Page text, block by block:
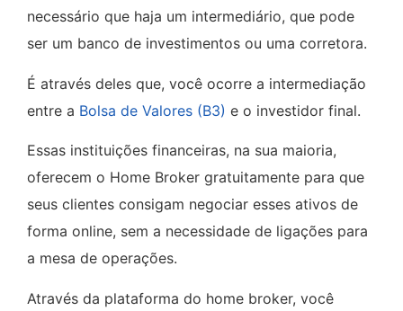
necessário que haja um intermediário, que pode
ser um banco de investimentos ou uma corretora.
É através deles que, você ocorre a intermediação
entre a Bolsa de Valores (B3) e o investidor final.
Essas instituições financeiras, na sua maioria,
oferecem o Home Broker gratuitamente para que
seus clientes consigam negociar esses ativos de
forma online, sem a necessidade de ligações para
a mesa de operações.
Através da plataforma do home broker, você